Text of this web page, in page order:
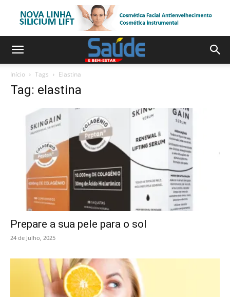
Início Tags Elastina
Tag: elastina
Prepare a sua pele para o sol
24 de Julho, 2025